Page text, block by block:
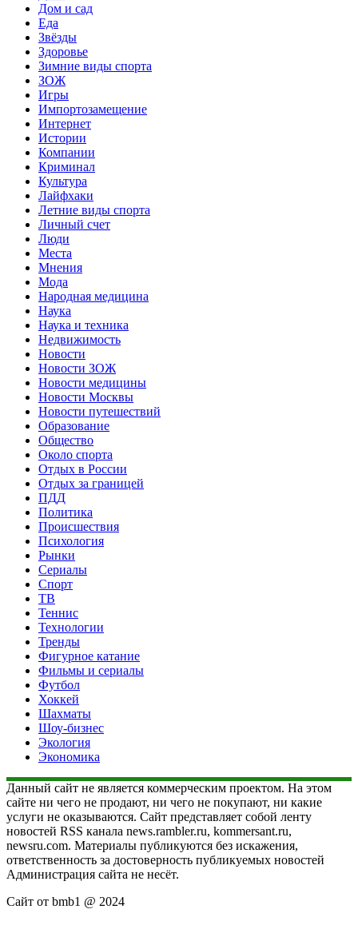
Дом и сад
Еда
Звёзды
Здоровье
Зимние виды спорта
ЗОЖ
Игры
Импортозамещение
Интернет
Истории
Компании
Криминал
Культура
Лайфхаки
Летние виды спорта
Личный счет
Люди
Места
Мнения
Мода
Народная медицина
Наука
Наука и техника
Недвижимость
Новости
Новости ЗОЖ
Новости медицины
Новости Москвы
Новости путешествий
Образование
Общество
Около спорта
Отдых в России
Отдых за границей
ПДД
Политика
Происшествия
Психология
Рынки
Сериалы
Спорт
ТВ
Теннис
Технологии
Тренды
Фигурное катание
Фильмы и сериалы
Футбол
Хоккей
Шахматы
Шоу-бизнес
Экология
Экономика
Данный сайт не является коммерческим проектом. На этом
сайте ни чего не продают, ни чего не покупают, ни какие
услуги не оказываются. Сайт представляет собой ленту
новостей RSS канала news.rambler.ru, kommersant.ru,
newsru.com. Материалы публикуются без искажения,
ответственность за достоверность публикуемых новостей
Администрация сайта не несёт.
Сайт от bmb1 @ 2024